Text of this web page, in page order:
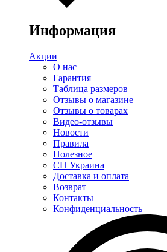
Информация
Акции
О нас
Гарантия
Таблица размеров
Отзывы о магазине
Отзывы о товарах
Видео-отзывы
Новости
Правила
Полезное
СП Украина
Доставка и оплата
Возврат
Контакты
Конфиденциальность